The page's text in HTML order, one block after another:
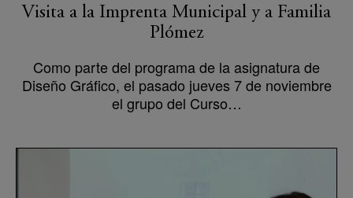
Visita a la Imprenta Municipal y a Familia
Plómez
Como parte del programa de la asignatura de
Diseño Gráfico, el pasado jueves 7 de noviembre
el grupo del Curso…